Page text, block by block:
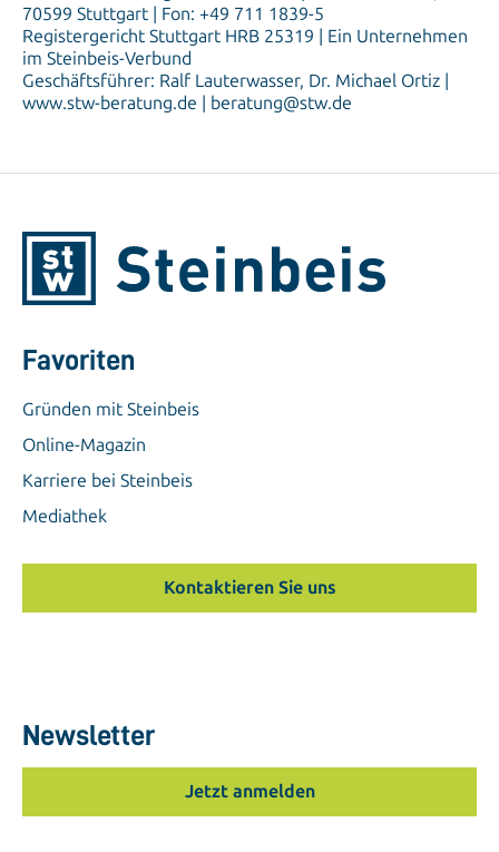
70599 Stuttgart | Fon: +49 711 1839-5
Registergericht Stuttgart HRB 25319 | Ein Unternehmen
im Steinbeis-Verbund
Geschäftsführer: Ralf Lauterwasser, Dr. Michael Ortiz |
www.stw-beratung.de | beratung@stw.de
Favoriten
Gründen mit Steinbeis
Online-Magazin
Karriere bei Steinbeis
Mediathek
Kontaktieren Sie uns
Newsletter
Jetzt anmelden